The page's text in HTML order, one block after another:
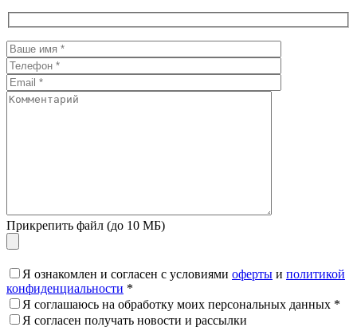
Прикрепить файл (до 10 МБ)
Я ознакомлен и согласен с условиями оферты и политикой
конфиденциальности *
Я соглашаюсь на обработку моих персональных данных *
Я согласен получать новости и рассылки